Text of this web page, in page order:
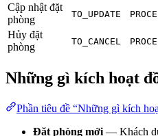
Cập nhật đặt
phòng
TO_UPDATE
Hủy đặt
phòng
TO_CANCEL
Những gì kích hoạt
Phần tiêu đề “Những gì kích
Đặt phòng mới — Khách